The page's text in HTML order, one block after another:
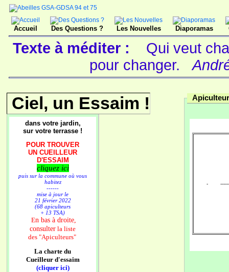
Accueil Des Questions ? Les Nouvelles Diaporamas
Texte à méditer :
Qui veut
pour changer.
Ciel, un Essaim !
dans votre jardin,
sur votre terrasse !
POUR TROUVER
UN CUEILLEUR
D'ESSAIM
cliquez ici
puis sur la commune où vous
habitez
------
mise à jour le
21 février 2022
(68 apiculteurs
+ 13 TSA)
En bas à droite,
consulter la liste
des "Apiculteurs"
La charte du
Cueilleur d'essaim
(cliquer ici)
-